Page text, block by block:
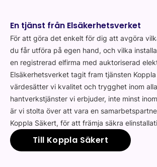
En tjänst från Elsäkerhetsverket
För att göra det enkelt för dig att avgöra
du får utföra på egen hand, och vilka
en registrerad elfirma med auktoriserad
Elsäkerhetsverket tagit fram tjänsten
värdesätter vi kvalitet och trygghet inom alla
hantverkstjänster vi erbjuder, inte minst
är vi stolta över att vara en
Koppla Säkert, för att främja säkra
Till Koppla Säkert